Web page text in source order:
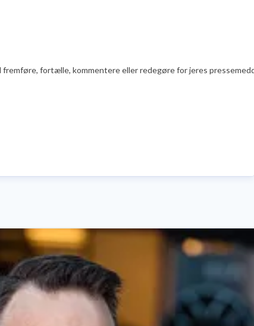
fortælle, kommentere eller redegøre for jeres